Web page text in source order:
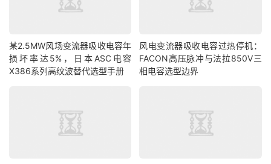
某2.5MW风场变流器吸收电容年
损坏率达5%，日本ASC电容
X386系列高纹波替代选型手册
风电变流器吸收电容过热停机：
FACON高压脉冲与法拉850V三
相电容选型边界